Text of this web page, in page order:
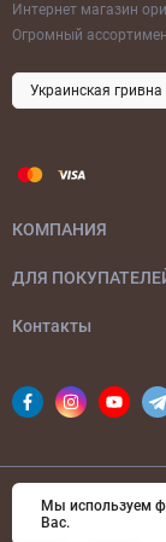
Интернет магазин
Огромный
КОМПАНИЯ
ДЛЯ
Контакты
©
Мы используем
Вас.